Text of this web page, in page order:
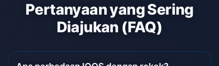
Pertanyaan yang Sering
Diajukan (FAQ)